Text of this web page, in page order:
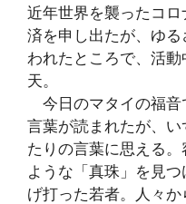
近年世界を襲ったコ
済を申し出たが、ゆ
われたところで、活
天。
今日のマタイの福音
言葉が読まれたが、
たりの言葉に思える
ような「真珠」を見
げ打った若者。人々